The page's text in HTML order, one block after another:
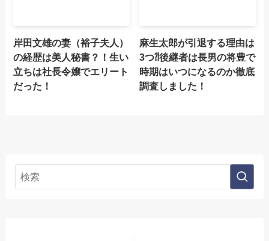
岸田文雄の妻（裕子夫人）
の経歴は美人秘書？！生い
立ちは社長令嬢でエリート
だった！
麻生太郎が引退する理由は
3つ⁈後継者は長男の将豊で
時期はいつになるのか徹底
調査しました！